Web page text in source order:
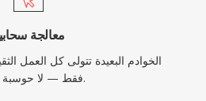
معالجة
الخوادم البعيدة تتولى كل العمل
فقط — لا حوسبة محلية.